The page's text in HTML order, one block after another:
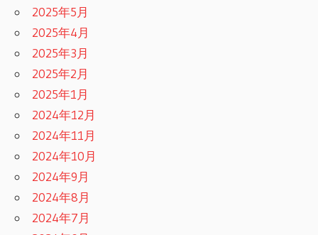
2025年5月
2025年4月
2025年3月
2025年2月
2025年1月
2024年12月
2024年11月
2024年10月
2024年9月
2024年8月
2024年7月